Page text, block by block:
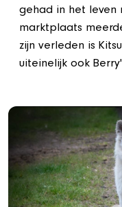
gehad in het leven
marktplaats
zijn verleden is
uiteinelijk ook